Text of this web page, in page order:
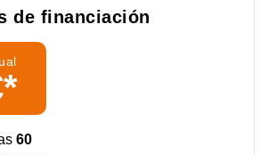
de financiación
60